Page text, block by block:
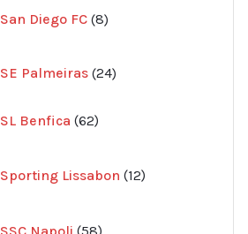
San Diego FC 8produkter
SE Palmeiras 24
produkter
SL Benfica 62
produkter
Sporting Lissabon 12produkter
SSC Napoli 58